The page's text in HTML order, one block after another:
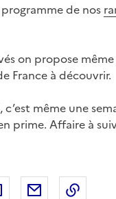
de nos
on propose
France à découvrir.
même une
prime. Affaire à
sur X
Partager sur LinkedIn
Partager par